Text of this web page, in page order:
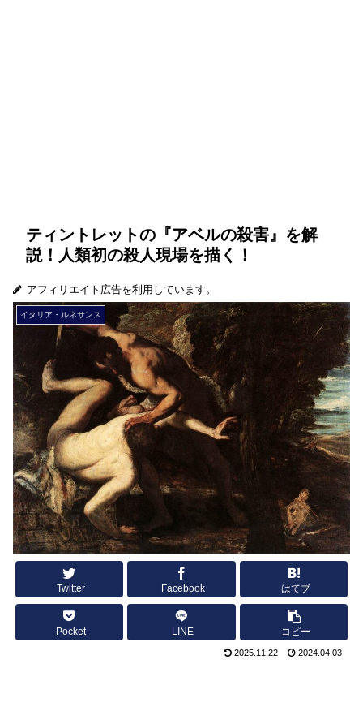
ティントレットの『アベルの殺害』を解
説！人類初の殺人現場を描く！
アフィリエイト広告を利用しています。
イタリア・ルネサンス
Twitter Facebook はてブ
Pocket LINE コピー
2025.11.22 2024.04.03